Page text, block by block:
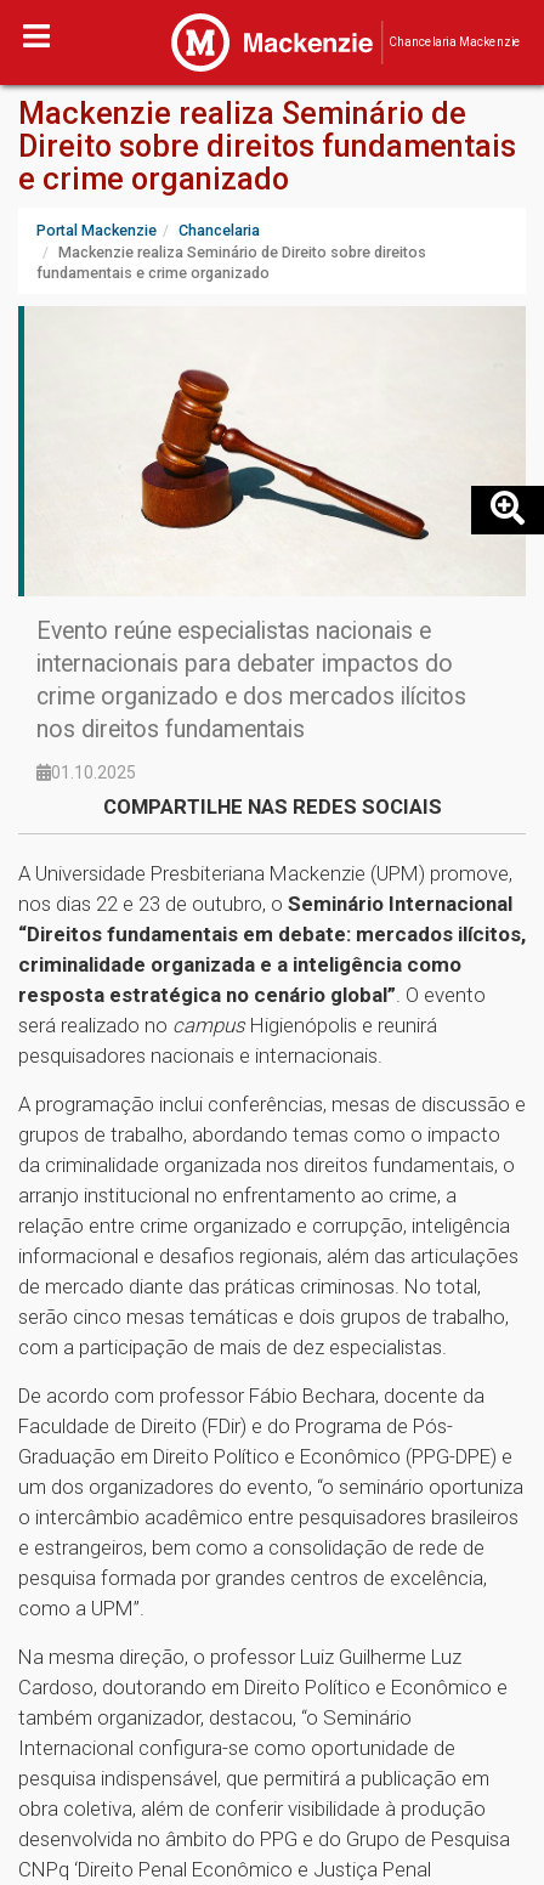
Chancelaria Mackenzie
Mackenzie realiza Seminário de
Direito sobre direitos fundamentais
e crime organizado
Portal Mackenzie
Chancelaria
Mackenzie realiza Seminário de Direito sobre direitos
fundamentais e crime organizado
Evento reúne especialistas nacionais e
internacionais para debater impactos do
crime organizado e dos mercados ilícitos
nos direitos fundamentais
01.10.2025
COMPARTILHE NAS REDES SOCIAIS
A Universidade Presbiteriana Mackenzie (UPM) promove,
nos dias 22 e 23 de outubro, o Seminário Internacional
“Direitos fundamentais em debate: mercados ilícitos,
criminalidade organizada e a inteligência como
resposta estratégica no cenário global” . O evento
será realizado no campus Higienópolis e reunirá
pesquisadores nacionais e internacionais.
A programação inclui conferências, mesas de discussão e
grupos de trabalho, abordando temas como o impacto
da criminalidade organizada nos direitos fundamentais, o
arranjo institucional no enfrentamento ao crime, a
relação entre crime organizado e corrupção, inteligência
informacional e desafios regionais, além das articulações
de mercado diante das práticas criminosas. No total,
serão cinco mesas temáticas e dois grupos de trabalho,
com a participação de mais de dez especialistas.
De acordo com professor Fábio Bechara, docente da
Faculdade de Direito (FDir) e do Programa de Pós-
Graduação em Direito Político e Econômico (PPG-DPE) e
um dos organizadores do evento, “o seminário oportuniza
o intercâmbio acadêmico entre pesquisadores brasileiros
e estrangeiros, bem como a consolidação de rede de
pesquisa formada por grandes centros de excelência,
como a UPM”.
Na mesma direção, o professor Luiz Guilherme Luz
Cardoso, doutorando em Direito Político e Econômico e
também organizador, destacou, “o Seminário
Internacional configura-se como oportunidade de
pesquisa indispensável, que permitirá a publicação em
obra coletiva, além de conferir visibilidade à produção
desenvolvida no âmbito do PPG e do Grupo de Pesquisa
CNPq ‘Direito Penal Econômico e Justiça Penal